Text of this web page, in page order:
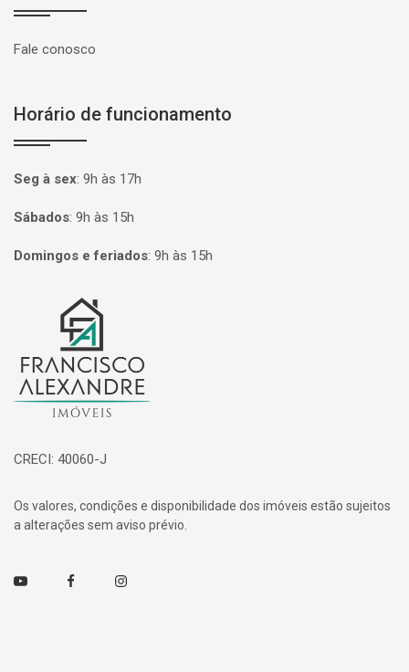
Fale conosco
Horário de funcionamento
Seg à sex: 9h às 17h
Sábados: 9h às 15h
Domingos e feriados: 9h às 15h
Página inicial
CRECI: 40060-J
Os valores, condições e disponibilidade dos imóveis estão sujeitos
a alterações sem aviso prévio.
Youtube FacebookInstagram